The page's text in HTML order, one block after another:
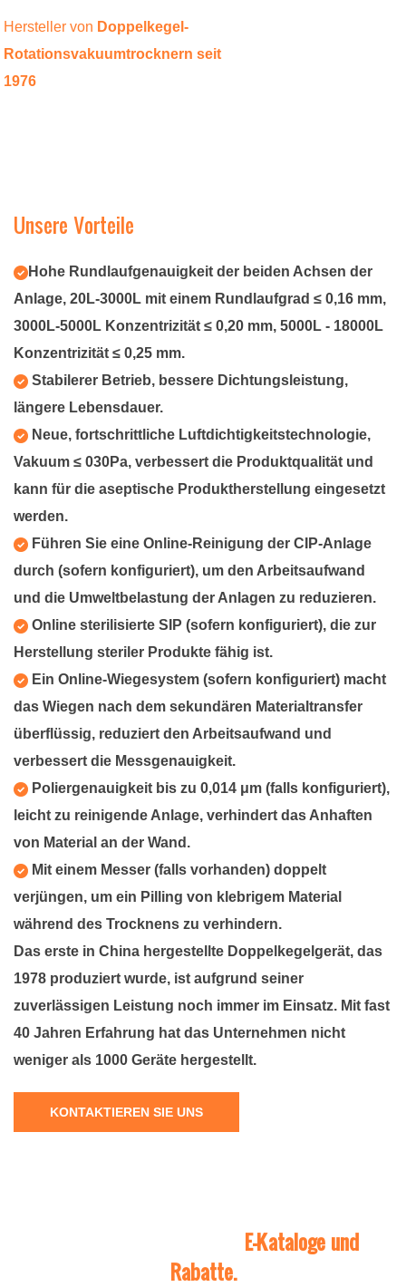
Hersteller von Doppelkegel-
Rotationsvakuumtrocknern seit
1976
Unsere Vorteile
Hohe Rundlaufgenauigkeit der beiden Achsen der
Anlage, 20L-3000L mit einem Rundlaufgrad ≤ 0,16 mm,
3000L-5000L Konzentrizität ≤ 0,20 mm, 5000L - 18000L
Konzentrizität ≤ 0,25 mm.
Stabilerer Betrieb, bessere Dichtungsleistung,
längere Lebensdauer.
Neue, fortschrittliche Luftdichtigkeitstechnologie,
Vakuum ≤ 030Pa, verbessert die Produktqualität und
kann für die aseptische Produktherstellung eingesetzt
werden.
Führen Sie eine Online-Reinigung der CIP-Anlage
durch (sofern konfiguriert), um den Arbeitsaufwand
und die Umweltbelastung der Anlagen zu reduzieren.
Online sterilisierte SIP (sofern konfiguriert), die zur
Herstellung steriler Produkte fähig ist.
Ein Online-Wiegesystem (sofern konfiguriert) macht
das Wiegen nach dem sekundären Materialtransfer
überflüssig, reduziert den Arbeitsaufwand und
verbessert die Messgenauigkeit.
Poliergenauigkeit bis zu 0,014 μm (falls konfiguriert),
leicht zu reinigende Anlage, verhindert das Anhaften
von Material an der Wand.
Mit einem Messer (falls vorhanden) doppelt
verjüngen, um ein Pilling von klebrigem Material
während des Trocknens zu verhindern.
Das erste in China hergestellte Doppelkegelgerät, das
1978 produziert wurde, ist aufgrund seiner
zuverlässigen Leistung noch immer im Einsatz. Mit fast
40 Jahren Erfahrung hat das Unternehmen nicht
weniger als 1000 Geräte hergestellt.
KONTAKTIEREN SIE UNS
E-Kataloge und
Rabatte.